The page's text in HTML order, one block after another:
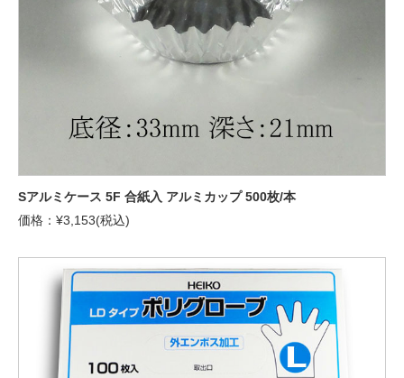
Sアルミケース 5F 合紙入 アルミカップ 500枚/本
価格：¥3,153(税込)